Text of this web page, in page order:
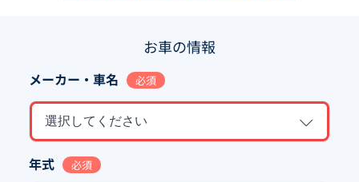
お車の情報
メーカー・車名 必須
選択してください
年式 必須